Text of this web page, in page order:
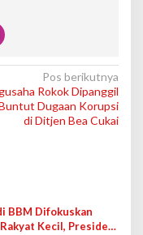
Pos berikutnya
Rokok Dipanggil
Dugaan Korupsi
di Ditjen Bea Cukai
BBM Difokuskan
Kecil, Presiden